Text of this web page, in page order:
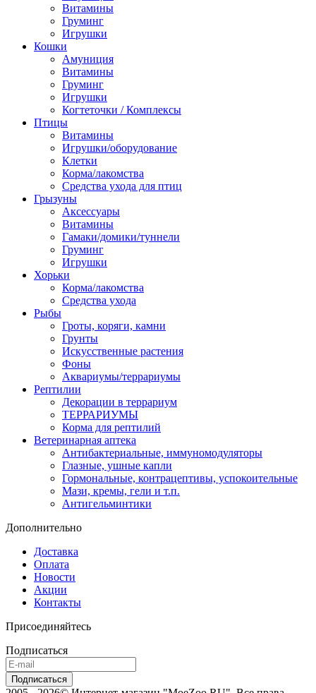
Витамины
Груминг
Игрушки
Кошки
Амуниция
Витамины
Груминг
Игрушки
Когтеточки / Комплексы
Птицы
Витамины
Игрушки/оборудование
Клетки
Корма/лакомства
Средства ухода для птиц
Грызуны
Аксессуары
Витамины
Гамаки/домики/туннели
Груминг
Игрушки
Хорьки
Корма/лакомства
Средства ухода
Рыбы
Гроты, коряги, камни
Грунты
Искусственные растения
Фоны
Аквариумы/террариумы
Рептилии
Декорации в террариум
ТЕРРАРИУМЫ
Корма для рептилий
Ветеринарная аптека
Антибактериальные, иммуномодуляторы
Глазные, ушные капли
Гормональные, контрацептивы, успокоительные
Мази, кремы, гели и т.п.
Антигельминтики
Дополнительно
Доставка
Оплата
Новости
Акции
Контакты
Присоединяйтесь
Подписаться